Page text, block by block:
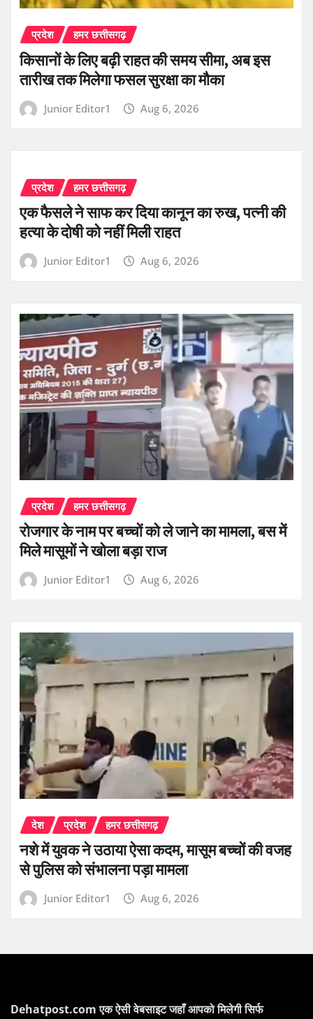
प्रदेश हमर छत्तीसगढ़
किसानों के लिए बढ़ी राहत की समय सीमा, अब इस
तारीख तक मिलेगा फसल सुरक्षा का मौका
Junior Editor1 Aug 6, 2026
प्रदेश हमर छत्तीसगढ़
एक फैसले ने साफ कर दिया कानून का रुख, पत्नी की
हत्या के दोषी को नहीं मिली राहत
Junior Editor1 Aug 6, 2026
प्रदेश हमर छत्तीसगढ़
रोजगार के नाम पर बच्चों को ले जाने का मामला, बस में
मिले मासूमों ने खोला बड़ा राज
Junior Editor1 Aug 6, 2026
देश प्रदेश हमर छत्तीसगढ़
नशे में युवक ने उठाया ऐसा कदम, मासूम बच्चों की वजह
से पुलिस को संभालना पड़ा मामला
Junior Editor1 Aug 6, 2026
Dehatpost.com एक ऐसी वेबसाइट जहाँ आपको मिलेगी सिर्फ